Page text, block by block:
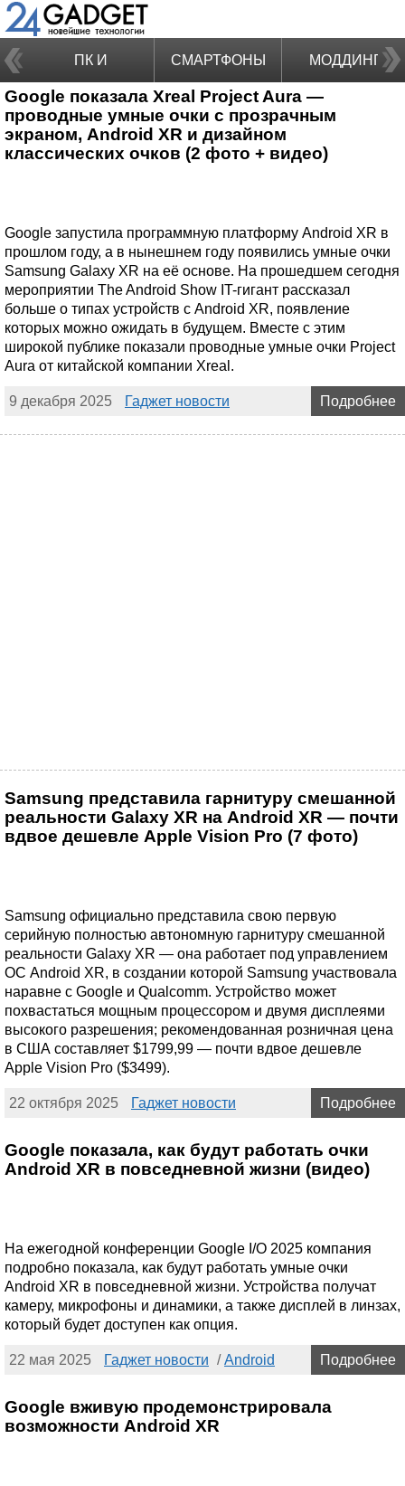
ПК И
НОУТБУКИ
СМАРТФОНЫ МОДДИНГ
Google показала Xreal Project Aura —
проводные умные очки с прозрачным
экраном, Android XR и дизайном
классических очков (2 фото + видео)
Google запустила программную платформу Android XR в
прошлом году, а в нынешнем году появились умные очки
Samsung Galaxy XR на её основе. На прошедшем сегодня
мероприятии The Android Show IT-гигант рассказал
больше о типах устройств с Android XR, появление
которых можно ожидать в будущем. Вместе с этим
широкой публике показали проводные умные очки Project
Aura от китайской компании Xreal.
9 декабря 2025 Гаджет новости Подробнее
Samsung представила гарнитуру смешанной
реальности Galaxy XR на Android XR — почти
вдвое дешевле Apple Vision Pro (7 фото)
Samsung официально представила свою первую
серийную полностью автономную гарнитуру смешанной
реальности Galaxy XR — она работает под управлением
ОС Android XR, в создании которой Samsung участвовала
наравне с Google и Qualcomm. Устройство может
похвастаться мощным процессором и двумя дисплеями
высокого разрешения; рекомендованная розничная цена
в США составляет $1799,99 — почти вдвое дешевле
Apple Vision Pro ($3499).
22 октября 2025 Гаджет новости Подробнее
Google показала, как будут работать очки
Android XR в повседневной жизни (видео)
На ежегодной конференции Google I/O 2025 компания
подробно показала, как будут работать умные очки
Android XR в повседневной жизни. Устройства получат
камеру, микрофоны и динамики, а также дисплей в линзах,
который будет доступен как опция.
22 мая 2025 Гаджет новости /Android Подробнее
Google вживую продемонстрировала
возможности Android XR